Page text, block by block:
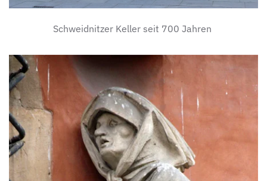
Schweidnitzer Keller seit 700 Jahren